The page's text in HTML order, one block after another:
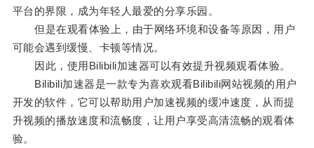
平台的界限，成为年轻人最爱的分享乐园。
但是在观看体验上，由于网络环境和设备等原因，用户
可能会遇到缓慢、卡顿等情况。
因此，使用Bilibili加速器可以有效提升视频观看体验。
Bilibili加速器是一款专为喜欢观看Bilibili网站视频的用户
开发的软件，它可以帮助用户加速视频的缓冲速度，从而提
升视频的播放速度和流畅度，让用户享受高清流畅的观看体
验。